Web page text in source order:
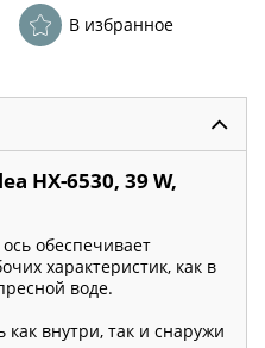
В избранное
HX-6530, 39 W,
обеспечивает
характеристик, как в
воде.
внутри, так и снаружи